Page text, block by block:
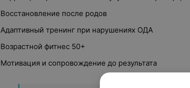
Восстановление после родов
Адаптивный тренинг при нарушениях ОДА
Возрастной фитнес 50+
Мотивация и сопровождение до результата